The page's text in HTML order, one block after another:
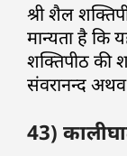
श्री शैल
मान्यता है कि
शक्तिपीठ की
संवरानन्द
43)